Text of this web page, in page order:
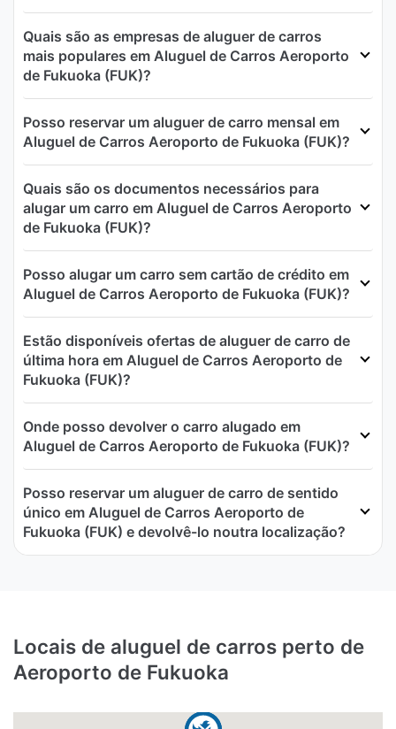
Quais são as empresas de aluguer de carros
mais populares em Aluguel de Carros Aeroporto
de Fukuoka (FUK)?
Posso reservar um aluguer de carro mensal em
Aluguel de Carros Aeroporto de Fukuoka (FUK)?
Quais são os documentos necessários para
alugar um carro em Aluguel de Carros Aeroporto
de Fukuoka (FUK)?
Posso alugar um carro sem cartão de crédito em
Aluguel de Carros Aeroporto de Fukuoka (FUK)?
Estão disponíveis ofertas de aluguer de carro de
última hora em Aluguel de Carros Aeroporto de
Fukuoka (FUK)?
Onde posso devolver o carro alugado em
Aluguel de Carros Aeroporto de Fukuoka (FUK)?
Posso reservar um aluguer de carro de sentido
único em Aluguel de Carros Aeroporto de
Fukuoka (FUK) e devolvê-lo noutra localização?
Locais de aluguel de carros perto de
Aeroporto de Fukuoka